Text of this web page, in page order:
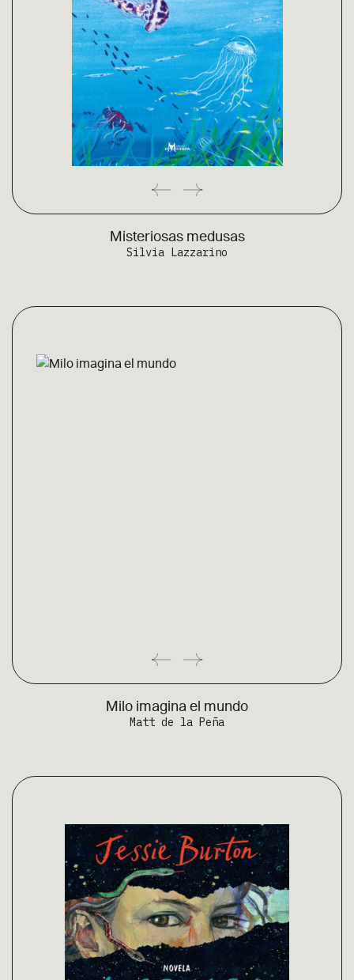
Misteriosas medusas
Silvia Lazzarino
Milo imagina el mundo
Matt de la Peña